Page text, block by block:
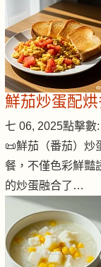
鮮茄炒蛋配
七 06, 2025點擊數
📜鮮茄（番茄）炒
餐，不僅色彩鮮豔
的炒蛋融合了…